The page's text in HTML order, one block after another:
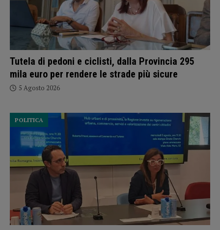
Tutela di pedoni e ciclisti, dalla Provincia 295
mila euro per rendere le strade più sicure
5 Agosto 2026
POLITICA